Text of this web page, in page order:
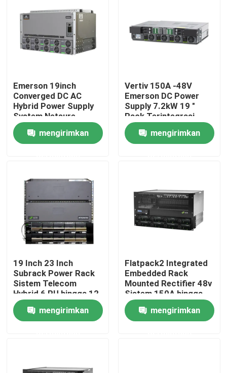
Tentang kita
Kontak
video
kabinet telekomunikasi luar ruangan
Kabinet Peralatan Telekomunikasi
Kabinet baterai telekomunikasi
Sistem Daya DC Telekomunikasi
Emerson 19inch
Converged DC AC
Hybrid Power Supply
System Netsure
Inverter Seri
mengirimkan
Vertiv 150A -48V
Emerson DC Power
Supply 7.2kW 19 "
Rack Terintegrasi
Netsure 5100
mengirimkan
19 Inch 23 Inch
Subrack Power Rack
Sistem Telecom
Hybrid 6 RU hingga 12
RU
mengirimkan
Flatpack2 Integrated
Embedded Rack
Mounted Rectifier 48v
Sistem 150A hingga
600A
mengirimkan